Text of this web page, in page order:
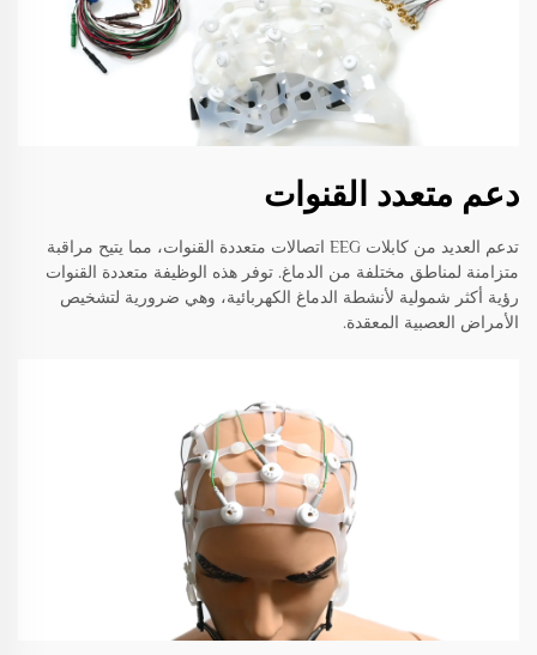
دعم متعدد القنوات
تدعم العديد من كابلات EEG اتصالات متعددة القنوات، مما يتيح مراقبة
متزامنة لمناطق مختلفة من الدماغ. توفر هذه الوظيفة متعددة القنوات
رؤية أكثر شمولية لأنشطة الدماغ الكهربائية، وهي ضرورية لتشخيص
الأمراض العصبية المعقدة.